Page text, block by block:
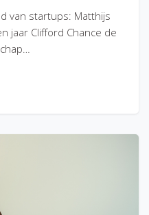
van startups: Matthijs
jaar Clifford Chance de